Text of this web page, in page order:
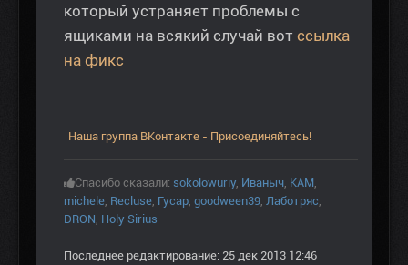
который устраняет проблемы с
ящиками на всякий случай вот ссылка
на фикс
Наша группа ВКонтакте - Присоединяйтесь!
Спасибо сказали: sokolowuriy Иваныч KAM
michele Recluse Гусар goodween39 Лаботряс
DRON Holy Sirius
Последнее редактирование: 25 дек 2013 12:46